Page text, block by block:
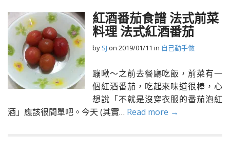
紅酒番茄食譜 法式前菜
料理 法式紅酒番茄
by SJ on 2019/01/11 in 自己動手做
蹦啾～之前去餐廳吃飯，前菜有一
個紅酒番茄，吃起來味道很棒，心
想說「不就是沒穿衣服的番茄泡紅
酒」應該很間單吧。今天 (其實… Read more →